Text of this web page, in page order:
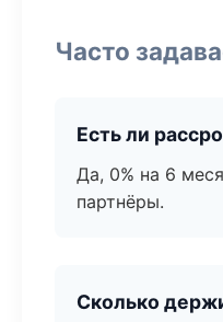
Часто
Есть ли
Да, 0% на 6
партнёры.
Сколько